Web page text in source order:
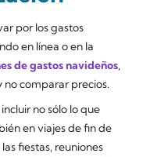
por los gastos
en línea o en la
de gastos navideños,
no comparar precios.
no sólo lo que
en viajes de fin de
fiestas, reuniones